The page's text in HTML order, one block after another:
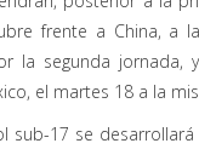
frente a China, a
la segunda jornada,
el martes 18 a la
sub-17 se